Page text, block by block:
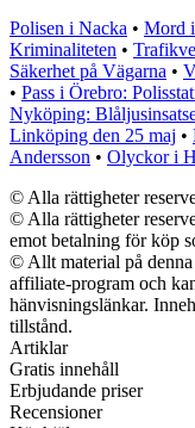
Polisen i Nacka • Mord
Kriminaliteten •
Säkerhet på Vägarna •
• Pass i Örebro:
Nyköping:
Linköping den 25 maj •
Andersson • Olyckor i
© Alla rättigheter
© Alla rättigheter
emot betalning för köp
© Allt material på
affiliate-program och
hänvisningslänkar.
tillstånd.
Artiklar
Gratis innehåll
Erbjudande priser
Recensioner